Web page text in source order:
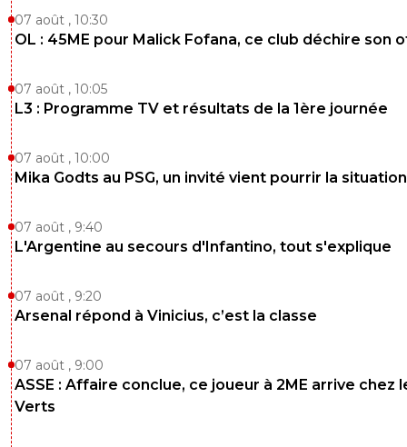
sulc c'est fort
Raph740
projet de jeu, un esprit d'équipe... c'est surtout
perdu l'habitude de voir ca dans le foot moderne
Maubelan-OL 16 février 2026 à 11:07 + 2042
gouvou, brechet , malbranque avait 19 ou 20 ans
07 août , 10:30
OL : 45ME pour Malick Fofana, ce club déchire son
07 août , 10:05
L3 : Programme TV et résultats de la 1ère journée
07 août , 10:00
Mika Godts au PSG, un invité vient pourrir la situation
07 août , 9:40
L'Argentine au secours d'Infantino, tout s'explique
07 août , 9:20
Arsenal répond à Vinicius, c’est la classe
07 août , 9:00
ASSE : Affaire conclue, ce joueur à 2ME arrive chez
Verts